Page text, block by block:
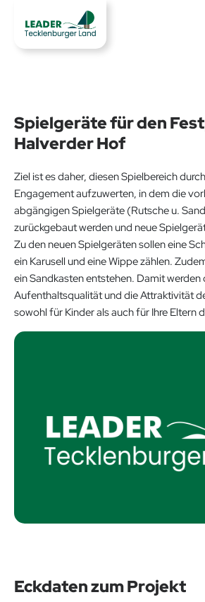
Spielgeräte für den
Halverder Hof
Ziel ist es daher, diesen Spielbereich
Engagement aufzuwerten, in dem die
abgängigen Spielgeräte (Rutsche u.
zurückgebaut werden und neue
Zu den neuen Spielgeräten sollen eine
ein Karusell und eine Wippe zählen.
ein Sandkasten entstehen. Damit werden
Aufenthaltsqualität und die Attraktivität
sowohl für Kinder als auch für Ihre Eltern
Eckdaten zum Projekt